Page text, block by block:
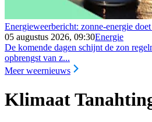
Energieweerbericht: zonne-energie
05 augustus 2026, 09:30Energie
De komende dagen schijnt de zon
opbrengst van z...
Meer weernieuws
Klimaat